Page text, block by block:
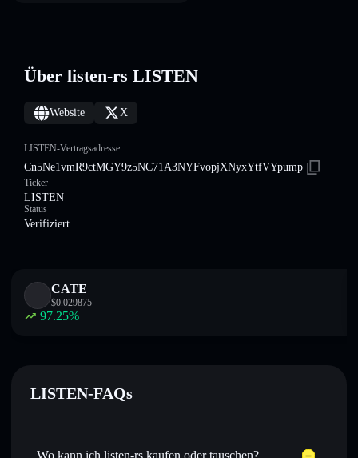
Über listen-rs LISTEN
Website X
LISTEN-Vertragsadresse
Cn5Ne1vmR9ctMGY9z5NC71A3NYFvopjXNyxYtfVYpump
Ticker
LISTEN
Status
Verifiziert
CATE
$0.029875
97.25%
LISTEN-FAQs
Wo kann ich listen-rs kaufen oder tauschen?